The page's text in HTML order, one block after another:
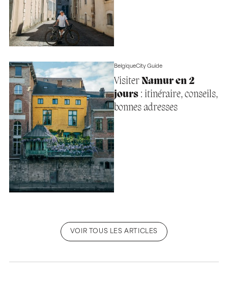
BelgiqueCity Guide
Visiter Namur en 2
jours: itinéraire, conseils,
bonnes adresses
VOIR TOUS LES ARTICLES